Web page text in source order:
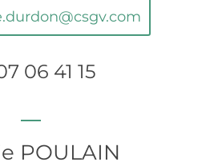
06 41 15
POULAIN